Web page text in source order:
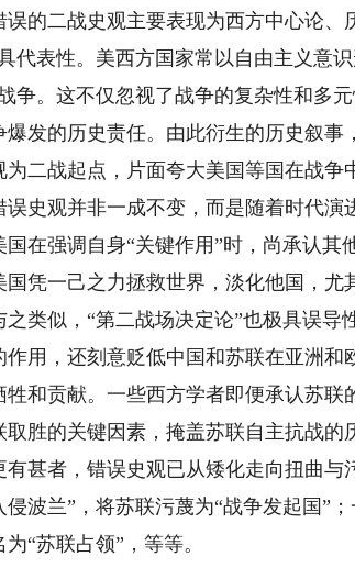
二战史观主要表现为西方中心论、
代表性。美西方国家常以自由主义意
争。这不仅忽视了战争的复杂性和多
爆发的历史责任。由此衍生的历史叙
为二战起点，片面夸大美国等国在战争
观并非一成不变，而是随着时代演
国在强调自身“关键作用”时，尚承认其
国凭一己之力拯救世界，淡化他国，尤
似，“第二战场决定论”也极具误导
作用，还刻意贬低中国和苏联在亚洲
牲和贡献。一些西方学者即便承认苏
取胜的关键因素，掩盖苏联自主抗战的
者，错误史观已从矮化走向扭曲与
侵波兰”，将苏联污蔑为“战争发起国”
“苏联占领”，等等。